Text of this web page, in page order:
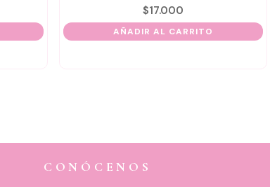
$17.000
AÑADIR AL CARRITO
CONÓCENOS